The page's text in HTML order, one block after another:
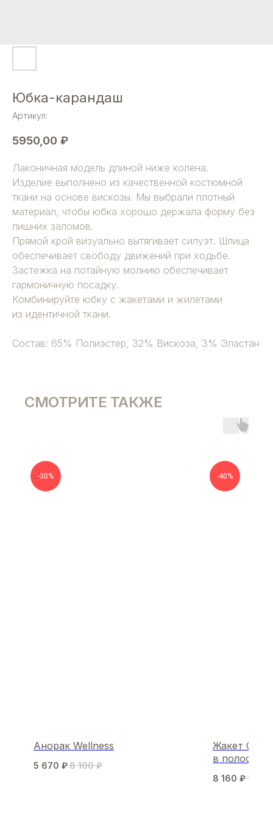
Юбка-карандаш
Артикул:
5950,00 ₽
Лаконичная модель длиной ниже колена.
Изделие выполнено из качественной костюмной
ткани на основе вискозы. Мы выбрали плотный
материал, чтобы юбка хорошо держала форму без
лишних заломов.
Прямой крой визуально вытягивает силуэт. Шлица
обеспечивает свободу движений при ходьбе.
Застежка на потайную молнию обеспечивает
гармоничную посадку.
Комбинируйте юбку с жакетами и жилетами
из идентичной ткани.
Состав: 65% Полиэстер, 32% Вискоза, 3% Эластан
СМОТРИТЕ ТАКЖЕ
-30%
Анорак Wellness
5 670 ₽8 100 ₽
-40%
Жакет
в полоску
8 160 ₽13